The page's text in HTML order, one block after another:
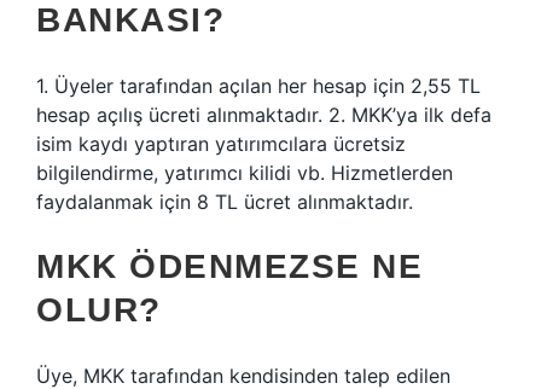
BANKASI?
1. Üyeler tarafından açılan her hesap için 2,55 TL
hesap açılış ücreti alınmaktadır. 2. MKK’ya ilk defa
isim kaydı yaptıran yatırımcılara ücretsiz
bilgilendirme, yatırımcı kilidi vb. Hizmetlerden
faydalanmak için 8 TL ücret alınmaktadır.
MKK ÖDENMEZSE NE
OLUR?
Üye, MKK tarafından kendisinden talep edilen